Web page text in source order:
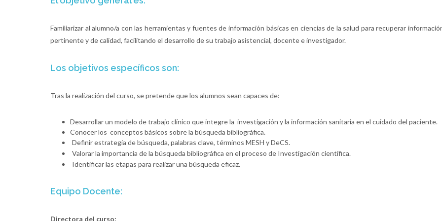
Familiarizar al alumno/a con las herramientas y fuentes de información básicas en ciencias de la salud para recuperar
pertinente y de calidad, facilitando el desarrollo de su trabajo asistencial, docente e investigador.
Los objetivos específicos son:
Tras la realización del curso, se pretende que los alumnos sean capaces de:
Desarrollar un modelo de trabajo clínico que integre la investigación y la información sanitaria en el cuidado del paciente.
Conocer los conceptos básicos sobre la búsqueda bibliográfica.
Definir estrategia de búsqueda, palabras clave, términos MESH y DeCS.
Valorar la importancia de la búsqueda bibliográfica en el proceso de Investigación científica.
Identificar las etapas para realizar una búsqueda eficaz.
Equipo Docente:
Directora del curso: